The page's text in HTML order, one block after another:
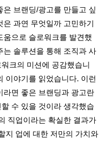
브랜딩/광고를 만들고 싶
과연 무엇일까 고민하기
으로 슬로워크를 발견했
는 솔루션을 통해 조직과 사
크의 미션에 공감했습니
이야기를 읽었습니다. 이런
라면 좋은 브랜딩과 광고란
수 있을 것이라 생각했습
직업이라는 확실한 결과가
지 업에 대한 저만의 가치와